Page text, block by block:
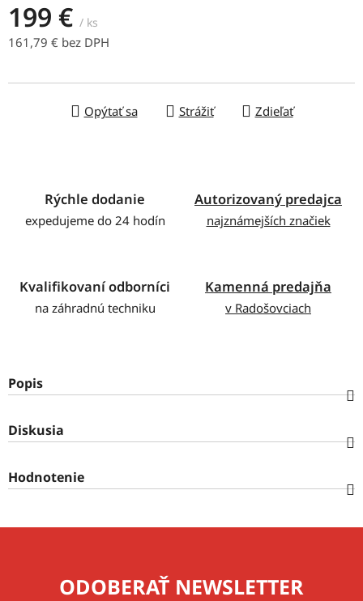
199 € / ks
161,79 € bez DPH
Opýtať sa Strážiť Zdieľať
Rýchle dodanie
expedujeme do 24 hodín
Autorizovaný predajca
najznámejších značiek
Kvalifikovaní odborníci
na záhradnú techniku
Kamenná predajňa
v Radošovciach
Popis
Diskusia
Hodnotenie
ODOBERAŤ NEWSLETTER